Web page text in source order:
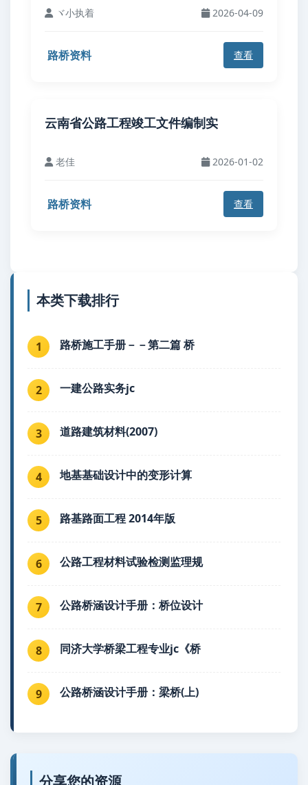
ヾ小执着 2026-04-09
路桥资料 查看
云南省公路工程竣工文件编制实
老佳 2026-01-02
路桥资料 查看
本类下载排行
1 路桥施工手册－－第二篇 桥
2 一建公路实务jc
3 道路建筑材料(2007)
4 地基基础设计中的变形计算
5 路基路面工程 2014年版
6 公路工程材料试验检测监理规
7 公路桥涵设计手册：桥位设计
8 同济大学桥梁工程专业jc《桥
9 公路桥涵设计手册：梁桥(上)
分享您的资源